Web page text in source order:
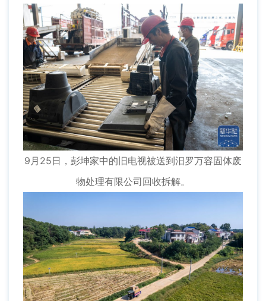
9月25日，彭坤家中的旧电视被送到汨罗万容固体废
物处理有限公司回收拆解。